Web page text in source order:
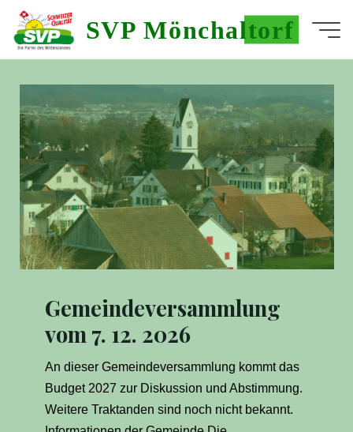
Skip
content
SVP Mönchaltorf
Home
Gemeindeversammlung
vom 7. 12. 2026
An dieser Gemeindeversammlung kommt das
Budget 2027 zur Diskussion und Abstimmung.
Weitere Traktanden sind noch nicht bekannt.